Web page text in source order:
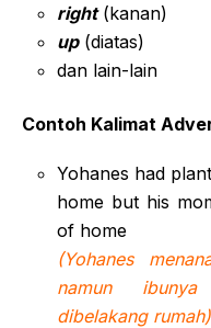
right(kanan)
up(diatas)
dan lain-lain
Contoh Kalimat
Yohanes had
home but his
of home
(Yohanes
namun ibunya
dibelakang rumah)